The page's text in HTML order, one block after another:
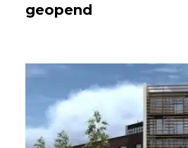
geopend